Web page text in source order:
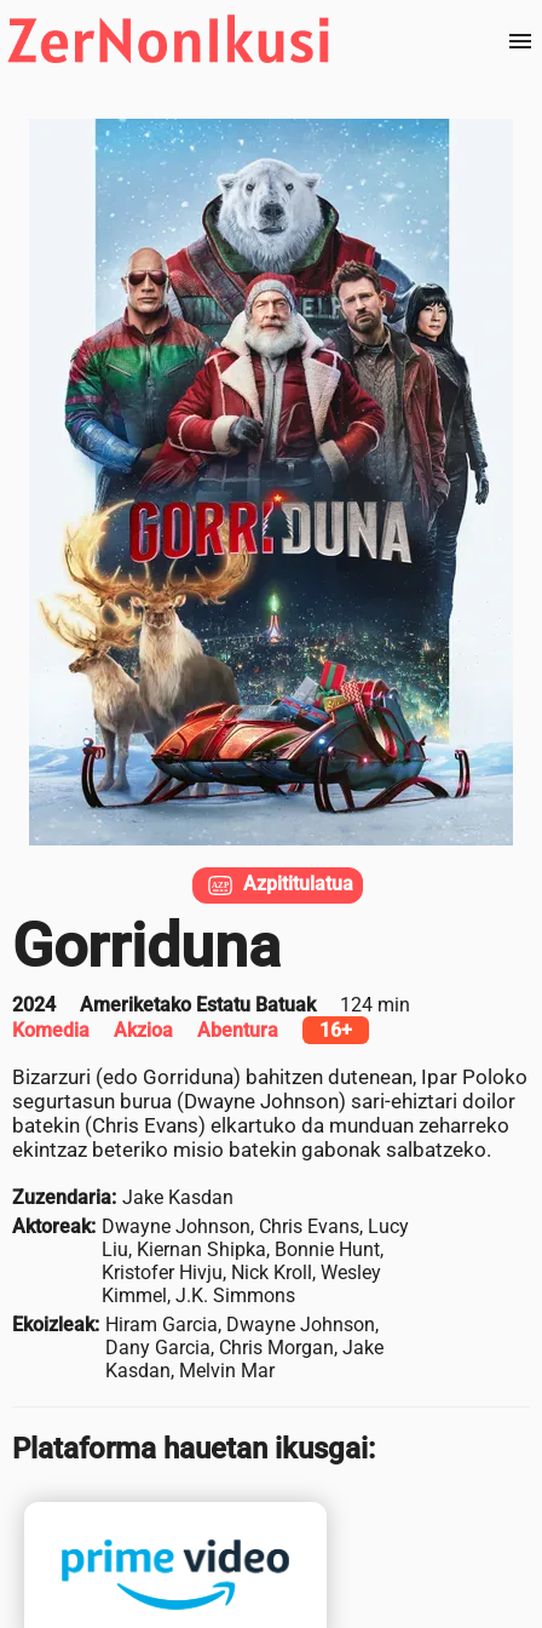
Gorriduna
2024 Ameriketako Estatu Batuak
124 min
Komedia
Akzioa Abentura 16+
Bizarzuri (edo Gorriduna) bahitzen dutenean, Ipar Poloko
segurtasun burua (Dwayne Johnson) sari-ehiztari doilor
batekin (Chris Evans) elkartuko da munduan zeharreko
ekintzaz beteriko misio batekin gabonak salbatzeko.
Zuzendaria: Jake Kasdan
Aktoreak: Dwayne Johnson, Chris Evans, Lucy
Liu, Kiernan Shipka, Bonnie Hunt,
Kristofer Hivju, Nick Kroll, Wesley
Kimmel, J.K. Simmons
Ekoizleak: Hiram Garcia, Dwayne Johnson,
Dany Garcia, Chris Morgan, Jake
Kasdan, Melvin Mar
Plataforma hauetan ikusgai:
Azpititulatua